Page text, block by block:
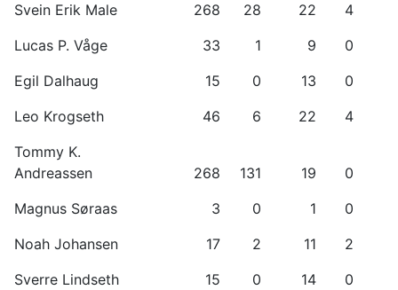
Svein Erik Male
268 28 22
4
Lucas P. Våge
33 1 9
0
Egil Dalhaug
15 0 13
0
Leo Krogseth
46 6 22
4
Tommy K.
Andreassen
268 131 19
0
Magnus Søraas
3 0 1
0
Noah Johansen
17 2 11
2
Sverre Lindseth
15 0 14
0